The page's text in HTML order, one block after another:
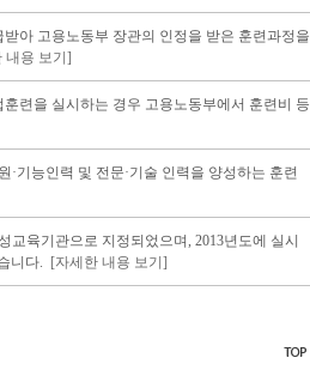
아 고용노동부 장관의 인정을 받은 훈련과정을
내용 보기]
련을 실시하는 경우 고용노동부에서 훈련비 등
기능인력 및 전문·기술 인력을 양성하는 훈련
육기관으로 지정되었으며, 2013년도에 실시
니다.
[자세한 내용 보기]